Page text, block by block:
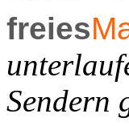
freies
Sendern